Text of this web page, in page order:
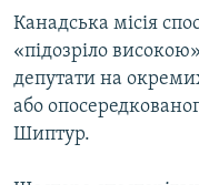
Канадська місія
«підозріло
депутати на
або
Шиптур.